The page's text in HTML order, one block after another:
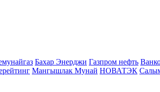
Бахар Энерджи Газпром нефть
Мангышлак Мунай НОВАТЭК